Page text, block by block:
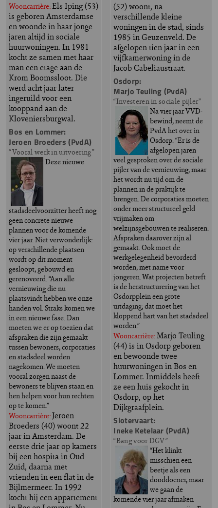
Wooncarrière:Els Iping (53)
is geboren Amsterdamse
en woonde in haar jonge
jaren altijd in sociale
huurwoningen. In 1981
kocht ze samen met haar
man een etage aan de
Krom Boomssloot. Die
werd acht jaar later
ingeruild voor een
kooppand aan de
Kloveniersburgwal.
Bos en Lommer:
Jeroen Broeders (PvdA)
“Vooral werk in uitvoering”
Deze nieuwe
stadsdeelvoorzitter heeft nog
geen concrete nieuwe
plannen voor de komende
vier jaar. Niet verwonderlijk:
op verschillende plaatsen
wordt op dit moment
gesloopt, gebouwd en
gerenoveerd. “Aan alle
vernieuwing die nu
plaatsvindt hebben we onze
handen vol. Straks komen we
in een nieuwe fase. Dan
moeten we er op toezien dat
afspraken die zijn gemaakt
tussen bewoners, corporaties
en stadsdeel worden
nagekomen. We moeten
vooral zorgen naast de
bewoners te blijven staan en
hen helpen voor hun rechten
op te komen.”
Wooncarrière:Jeroen
Broeders (40) woont 22
jaar in Amsterdam. De
eerste drie jaar op kamers
bij een hospita in Oud
Zuid, daarna met
vrienden in een flat in de
Bijlmermeer. In 1992
kocht hij een appartement
(52) woont, na
verschillende kleine
woningen in de stad, sinds
1985 in Geuzenveld. De
afgelopen tien jaar in een
vijfkamerwoning in de
Jacob Cabeliaustraat.
Osdorp:
Marjo Teuling (PvdA)
“Investeren in sociale pijler”
Na vier jaar VVD-
bewind, neemt de
PvdA het over in
Osdorp. “Er is de
afgelopen jaren
veel gesproken over de sociale
pijler van de vernieuwing, maar
het wordt nu tijd om de
plannen in de praktijk te
brengen. De corporaties moeten
onder meer structureel geld
vrijmaken om
welzijnsgebouwen te realiseren.
Afspraken daarover zijn al
gemaakt. Ook moet de
werkgelegenheid bevorderd
worden, met name voor
jongeren. Wat projecten betreft
is de herstructurering van het
Osdorpplein een grote
uitdaging; dat moet het
kloppend hart van het stadsdeel
worden.”
Wooncarrière:Marjo Teuling
(44) is in Osdorp geboren
en bewoonde twee
huurwoningen in Bos en
Lommer. Inmiddels heeft
ze een huis gekocht in
Osdorp, op het
Dijkgraafplein.
Slotervaart:
Ineke Ketelaar (PvdA)
“Bang voor DGV”
“Het klinkt
misschien een
beetje als een
dooddoener, maar
we gaan de
komende vier jaar afmaken